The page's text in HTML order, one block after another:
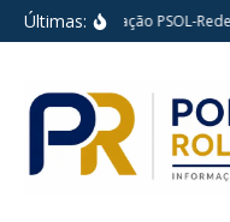
Ir para o conteúdo
Últimas:Federação PSOL-